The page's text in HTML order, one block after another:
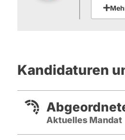
hatten
Kandidaturen
Aktuelles Mandat